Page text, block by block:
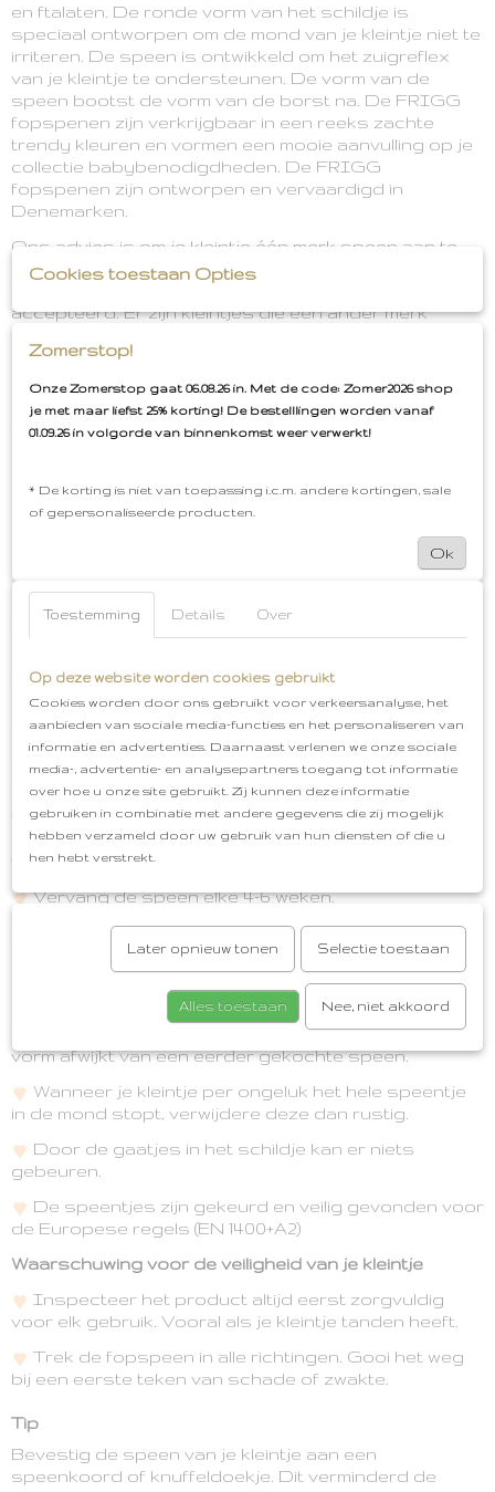
en ftalaten. De ronde vorm van het schildje is
speciaal ontworpen om de mond van je kleintje niet te
irriteren. De speen is ontwikkeld om het zuigreflex
van je kleintje te ondersteunen. De vorm van de
speen bootst de vorm van de borst na. De FRIGG
fopspenen zijn verkrijgbaar in een reeks zachte
trendy kleuren en vormen een mooie aanvulling op je
collectie babybenodigdheden. De FRIGG
fopspenen zijn ontworpen en vervaardigd in
Denemarken.
Ons advies is om je kleintje één merk speen aan te
bieden. Bij de overstap naar een ander merk speen
accepteerd. Er zijn kleintjes die een ander merk
speen accepteren, sommige kleintjes hebben baat bij
afbouwen van een ander merk speen en het
kleintjes die een nieuw merk speen weigeren omdat
ze gehecht zijn aan de speen die altijd aangeboden
dezelfde vorm speen hebben. Kan er om deze reden
gemakkelijk afgewisseld worden. Bij de klanten die dit
Gebruiksinstructies
Voor het eerste gebruik de fopspeen 5 minuten in
gekookt water leggen.
Voor het verdere gebruik kan je de speen reinigen
door er kokend water over te gieten.
Er kan water in de speen lopen. Wanneer de speen
De speen niet in de magnetronsterilisator of
vaatwasser reinigen, ook niet in de zon of de warmte
leggen. De speen kan dan kleverig worden of
verkleuren.
Vervang de speen elke 4-6 weken.
Het speengedeelte van de FRIGG speentjes is
gemaakt van natuurrubber. Dit heeft als eigenschap
dat de speen groter wordt wanneer er op gezogen
Het is daarom mogelijk dat de speen van originele
vorm afwijkt van een eerder gekochte speen.
Wanneer je kleintje per ongeluk het hele speentje
in de mond stopt, verwijdere deze dan rustig.
Door de gaatjes in het schildje kan er niets
gebeuren.
De speentjes zijn gekeurd en veilig gevonden voor
de Europese regels (EN 1400+A2)
Waarschuwing voor de veiligheid van je kleintje
Inspecteer het product altijd eerst zorgvuldig
voor elk gebruik. Vooral als je kleintje tanden heeft.
Trek de fopspeen in alle richtingen. Gooi het weg
bij een eerste teken van schade of zwakte.
Tip
Bevestig de speen van je kleintje aan een
speenkoord of knuffeldoekje. Dit verminderd de
Cookies toestaan Opties
Zomerstop!
Onze Zomerstop gaat 06.08.26 in. Met de code: Zomer2026 shop
je met maar liefst 25% korting! De bestelllingen worden vanaf
01.09.26 in volgorde van binnenkomst weer verwerkt!
* De korting is niet van toepassing i.c.m. andere kortingen, sale
of gepersonaliseerde producten.
Ok
Toestemming Details Over
Op deze website worden cookies gebruikt
Cookies worden door ons gebruikt voor verkeersanalyse, het
aanbieden van sociale media-functies en het personaliseren van
informatie en advertenties. Daarnaast verlenen we onze sociale
media-, advertentie- en analysepartners toegang tot informatie
over hoe u onze site gebruikt. Zij kunnen deze informatie
gebruiken in combinatie met andere gegevens die zij mogelijk
hebben verzameld door uw gebruik van hun diensten of die u
hen hebt verstrekt.
Later opnieuw tonen Selectie toestaan
Alles toestaan Nee, niet akkoord